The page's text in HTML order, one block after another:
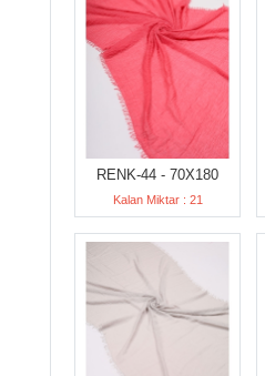
RENK-44 - 70X180
Kalan Miktar : 21